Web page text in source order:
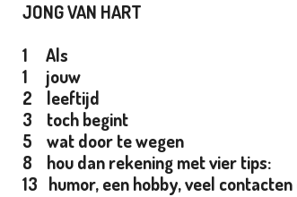
JONG VAN HART
1 Als
1 jouw
2 leeftijd
3 toch begint
5 wat door te wegen
8 hou dan rekening met vier tips:
13 humor, een hobby, veel contacten